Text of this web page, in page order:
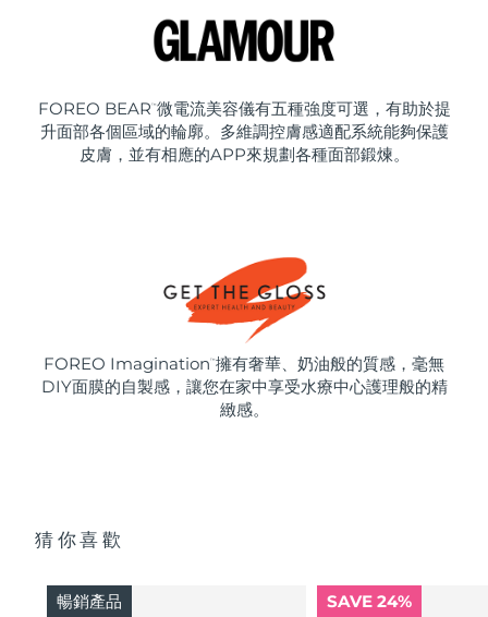
FOREO BEAR ™ 微電流美容儀有五種強度可選，有助於提
升面部各個區域的輪廓。多維調控膚感適配系統能夠保護
皮膚，並有相應的APP來規劃各種面部鍛煉。
FOREO Imagination ™ 擁有奢華、奶油般的質感，毫無
DIY面膜的自製感，讓您在家中享受水療中心護理般的精
緻感。
猜你喜歡
暢銷產品 SAVE 24%